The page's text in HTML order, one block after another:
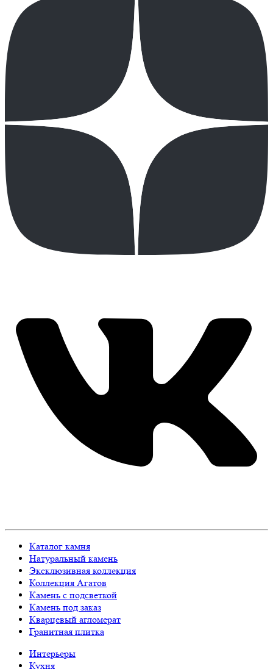
Каталог камня
Натуральный камень
Эксклюзивная коллекция
Коллекция Агатов
Камень с подсветкой
Камень под заказ
Кварцевый агломерат
Гранитная плитка
Интерьеры
Кухня